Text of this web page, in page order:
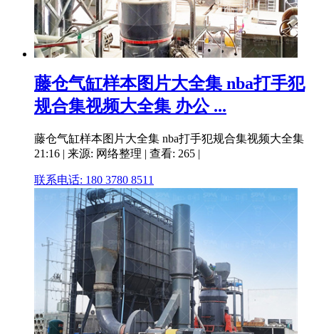
藤仓气缸样本图片大全集 nba打手犯
规合集视频大全集 办公 ...
藤仓气缸样本图片大全集 nba打手犯规合集视频大全集
21:16 | 来源: 网络整理 | 查看: 265 |
联系电话: 180 3780 8511